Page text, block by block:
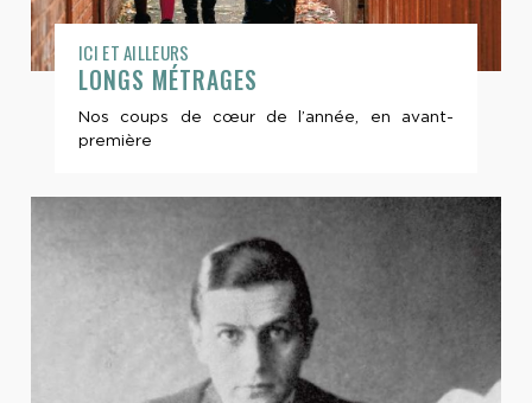
ICI ET AILLEURS
LONGS MÉTRAGES
Nos coups de cœur de l’année, en avant-
première